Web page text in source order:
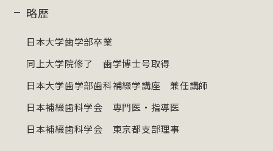
略歴
日本大学歯学部卒業
同上大学院修了 歯学博士号取得
日本大学歯学部歯科補綴学講座 兼任講師
日本補綴歯科学会 専門医・指導医
日本補綴歯科学会 東京都支部理事